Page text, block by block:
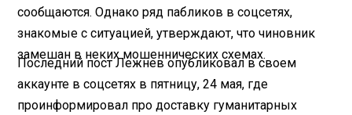
сообщаются. Однако ряд пабликов в соцсетях,
знакомые с ситуацией, утверждают, что чиновник
замешан в неких мошеннических схемах.
Последний пост Лежнев опубликовал в своем
аккаунте в соцсетях в пятницу, 24 мая, где
проинформировал про доставку гуманитарных